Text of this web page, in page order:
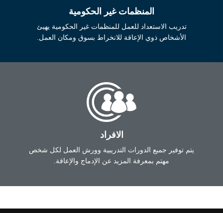
المنظمات غير الحكومية
تدريب الاستعداد للعمل للمنظمات غير الحكومية يهيئ
الأشخاص ذوي الإعاقة للانخراط بسوق ومكان العمل.
الافراد
يتم توفير جميع الدورات التدريبية وورش العمل لكل شخص
مهتم بمعرفة المزيد عن الإدماج والإعاقة.